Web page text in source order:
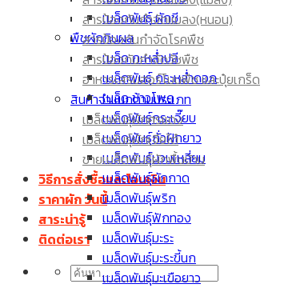
เมล็ดพันธุ์มะเขือยาว
เมล็ด ข้าวโพด
เมล็ดพันธุ์มะระขี้นก
เมล็ดพันธุ์มะระ
เมล็ดพันธุ์มะละกอ
เมล็ดพันธุ์มะเขือเปราะ
เมล็ด กะหล่ำปลี
สารป้องกันกำจัดแมลง(หนอน)
สารป้องกันกำจัดโรคพืช
สารป้องกันกำจัดวัชพืช
อาหารเสริมฮอร์โมนพืช และปุ๋ยเกร็ด
สินค้าจำแนกตามประเภท
เมล็ดพันธุ์ผักศรแดง
เมล็ดพันธุ์ผักเจียไต๋
ขายเมล็ดพันธุ์ผักพื้นบ้าน
วิธีการสั่งซื้อและโอนเงิน
ราคาผัก วันนี้
สาระน่ารู้
ติดต่อเรา
ค้นหา:
เมล็ดพันธุ์ ผักชี
พืชผักกินผล
เมล็ด กะหล่ำปลี
เมล็ดพันธุ์ กระหล่ำดอก
เมล็ด ข้าวโพด
เมล็ดพันธุ์กระเจี๊ยบ
เมล็ดพันธุ์ถั่วฝักยาว
เมล็ดพันธุ์บวบเหลี่ยม
เมล็ดพันธุ์ผักกาด
เมล็ดพันธุ์พริก
เมล็ดพันธุ์ฟักทอง
เมล็ดพันธุ์มะระ
เมล็ดพันธุ์มะระขี้นก
เมล็ดพันธุ์มะเขือยาว